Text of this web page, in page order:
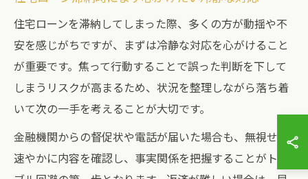
住宅ローンを滞納してしまった際、多くの方が動揺や不
安を感じがちですが、まずは冷静な対応を心がけること
が重要です。焦って行動することで誤った判断を下して
しまうリスクが高まるため、状況を整理しながら落ち着
いて次の一手を考えることが大切です。
金融機関からの督促状や電話が届いた場合も、無視せず
速やかに内容を確認し、事実関係を把握することがトラ